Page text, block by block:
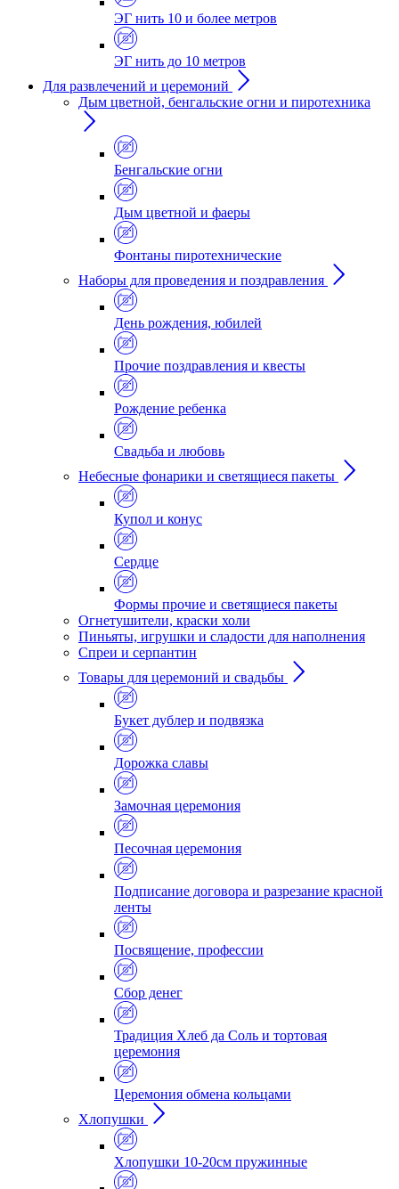
ЭГ нить 10 и более метров
ЭГ нить до 10 метров
Для развлечений и церемоний
Дым цветной, бенгальские огни и пиротехника
Бенгальские огни
Дым цветной и фаеры
Фонтаны пиротехнические
Наборы для проведения и поздравления
День рождения, юбилей
Прочие поздравления и квесты
Рождение ребенка
Свадьба и любовь
Небесные фонарики и светящиеся пакеты
Купол и конус
Сердце
Формы прочие и светящиеся пакеты
Огнетушители, краски холи
Пиньяты, игрушки и сладости для наполнения
Спреи и серпантин
Товары для церемоний и свадьбы
Букет дублер и подвязка
Дорожка славы
Замочная церемония
Песочная церемония
Подписание договора и разрезание красной
ленты
Посвящение, профессии
Сбор денег
Традиция Хлеб да Соль и тортовая
церемония
Церемония обмена кольцами
Хлопушки
Хлопушки 10-20см пружинные